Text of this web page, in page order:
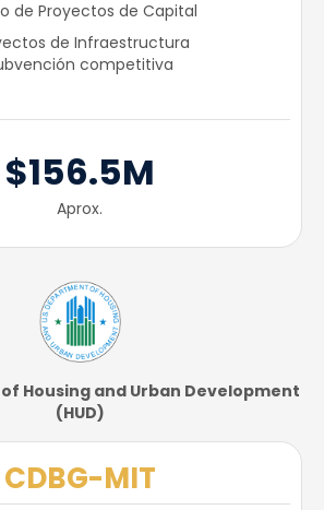
de Proyectos de Capital
de Infraestructura
competitiva
$156.5M
Aprox.
Housing and Urban Development
(HUD)​
CDBG-MIT